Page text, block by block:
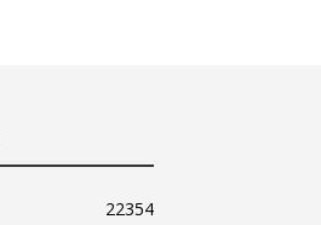
22354